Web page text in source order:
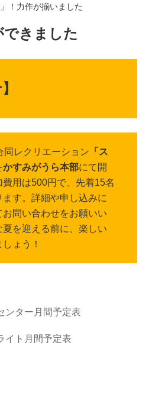
！力作が揃いました
できました
同レクリエーション 「ス
かすみがうら本部にて開
用は500円で、先着15名
す。詳細や申し込みに
問い合わせをお願いい
を迎える前に、楽しい
ょう！
ンター月間予定表
イト月間予定表